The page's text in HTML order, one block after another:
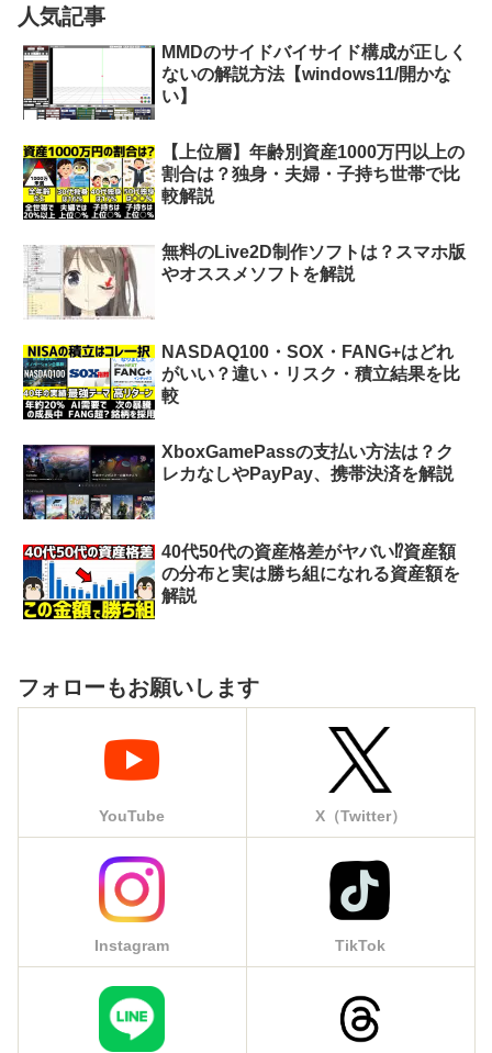
人気記事
MMDのサイドバイサイド構成が正しく
ないの解説方法【windows11/開かな
い】
【上位層】年齢別資産1000万円以上の
割合は？独身・夫婦・子持ち世帯で比
較解説
無料のLive2D制作ソフトは？スマホ版
やオススメソフトを解説
NASDAQ100・SOX・FANG+はどれ
がいい？違い・リスク・積立結果を比
較
XboxGamePassの支払い方法は？ク
レカなしやPayPay、携帯決済を解説
40代50代の資産格差がヤバい⁉︎資産額
の分布と実は勝ち組になれる資産額を
解説
フォローもお願いします
YouTube X（Twitter）
Instagram TikTok